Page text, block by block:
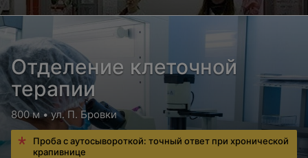
Отделение клеточной
терапии
800 м • ул. П. Бровки
Проба с аутосывороткой: точный ответ при хронической
крапивнице